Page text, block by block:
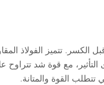
تتميز الفولاذ
وقوى التأثير، مع قوة شد